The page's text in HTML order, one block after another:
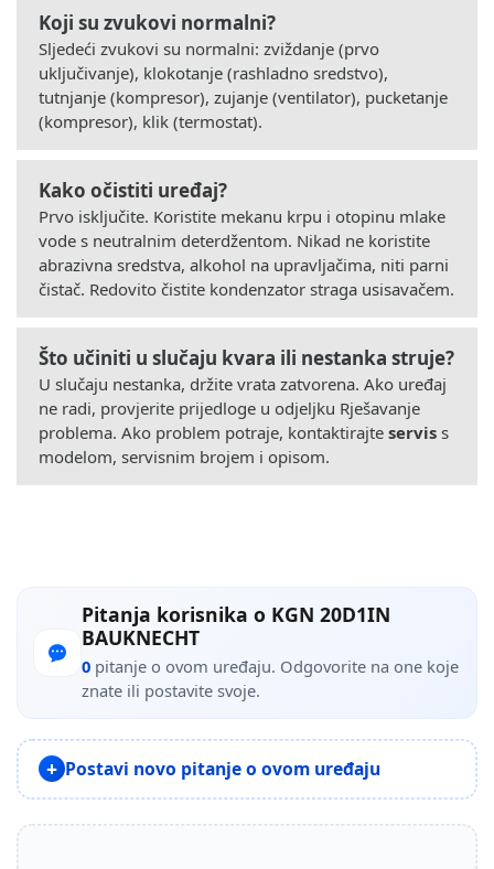
Koji su zvukovi normalni?
Sljedeći zvukovi su normalni: zviždanje (prvo
uključivanje), klokotanje (rashladno sredstvo),
tutnjanje (kompresor), zujanje (ventilator), pucketanje
(kompresor), klik (termostat).
Kako očistiti uređaj?
Prvo isključite. Koristite mekanu krpu i otopinu mlake
vode s neutralnim deterdžentom. Nikad ne koristite
abrazivna sredstva, alkohol na upravljačima, niti parni
čistač. Redovito čistite kondenzator straga usisavačem.
Što učiniti u slučaju kvara ili nestanka struje?
U slučaju nestanka, držite vrata zatvorena. Ako uređaj
ne radi, provjerite prijedloge u odjeljku Rješavanje
problema. Ako problem potraje, kontaktirajte servis s
modelom, servisnim brojem i opisom.
Pitanja korisnika o KGN 20D1IN
BAUKNECHT
0 pitanje o ovom uređaju. Odgovorite na one koje
znate ili postavite svoje.
Postavi novo pitanje o ovom uređaju